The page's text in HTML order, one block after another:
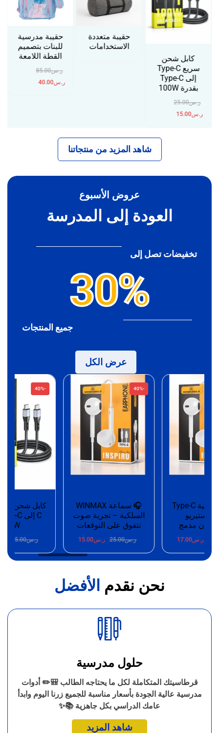
كابل شحن
سريع Type-C
إلى Type-C
بقدرة 100W
ر.س25.00
ر.س15.00
حقيبة متعددة
الاستخدامات
حقيبة مدرسية
للبنات بتصميم
القطة اللامعة
ر.س85.00
ر.س40.00
شاهد المزيد من منتجاتنا
عروض الأسبوع
العودة إلى المدرسة
تخفيضات تصل إلى
30%
جميع المنتجات
عرض الكل
سماعة سلكية Type-C
ستيريو
مدمج
ر.س17.00
-40%
🎧 سماعة WINMAX
السلكية – تجربة صوت
تتفوق على التوقعات
ر.س25.00 ر.س15.00
-40%
100W
ر.س25.00
نحن نقدم الأفضل
حلول مدرسية
قرطاسيتك المتكاملة لكل ما يحتاجه الطالب 🎒✏️ أدوات
مدرسية عالية الجودة بأسعار مناسبة للجميع زرنا اليوم وابدأ
عامك الدراسي بكل جاهزية 📚✨
شاهد المزيد